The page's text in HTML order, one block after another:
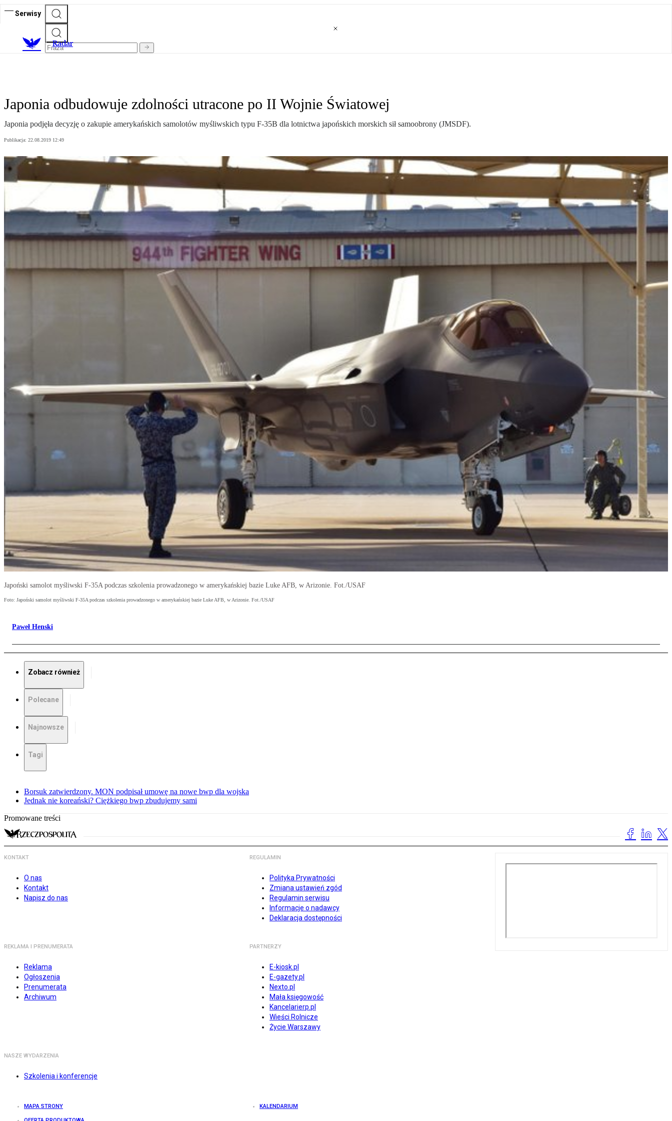
Serwisy
Radar
Japonia odbudowuje zdolności utracone po II Wojnie Światowej
Japonia podjęła decyzję o zakupie amerykańskich samolotów myśliwskich typu F-35B dla lotnictwa japońskich morskich sił samoobrony (JMSDF).
Publikacja: 22.08.2019 12:49
Japoński samolot myśliwski F-35A podczas szkolenia prowadzonego w amerykańskiej bazie Luke AFB, w Arizonie. Fot./USAF
Foto: Japoński samolot myśliwski F-35A podczas szkolenia prowadzonego w amerykańskiej bazie Luke AFB, w Arizonie. Fot./USAF
Paweł Henski
Zobacz również
Polecane
Najnowsze
Tagi
Borsuk zatwierdzony. MON podpisał umowę na nowe bwp dla wojska
Jednak nie koreański? Ciężkiego bwp zbudujemy sami
Promowane treści
KONTAKT
O nas
Kontakt
Napisz do nas
REGULAMIN
Polityka Prywatności
Zmiana ustawień zgód
Regulamin serwisu
Informacje o nadawcy
Deklaracja dostępności
REKLAMA I PRENUMERATA
Reklama
Ogłoszenia
Prenumerata
Archiwum
PARTNERZY
E-kiosk.pl
E-gazety.pl
Nexto.pl
Mała księgowość
Kancelarierp.pl
Wieści Rolnicze
Życie Warszawy
NASZE WYDARZENIA
Szkolenia i konferencje
MAPA STRONY KALENDARIUM